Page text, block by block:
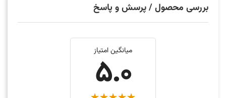
بررسی محصول / پرسش و پاسخ
میانگین امتیاز
5.0